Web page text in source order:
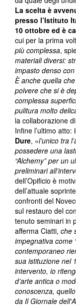
La scelta è
presso l’Istituto
10 ottobre ed è
cui per la prima
più complessa,
materiali diversi:
impasto denso
È anche quella
polvere che si è
complessa
pulitura molto
la collaborazione
Infine l’ultimo atto:
Dure, «l’unico tra
possedere una
“Alchemy” per un
preliminari
dell’Opificio è
dell’attuale
confronti del
sul restauro del
tenuto seminari in
afferma Ciatti, che
impegnativa come
contemporaneo
sua istituzione nel
intervento, io
d’arte antica o
conoscenza,
da Il Giornale